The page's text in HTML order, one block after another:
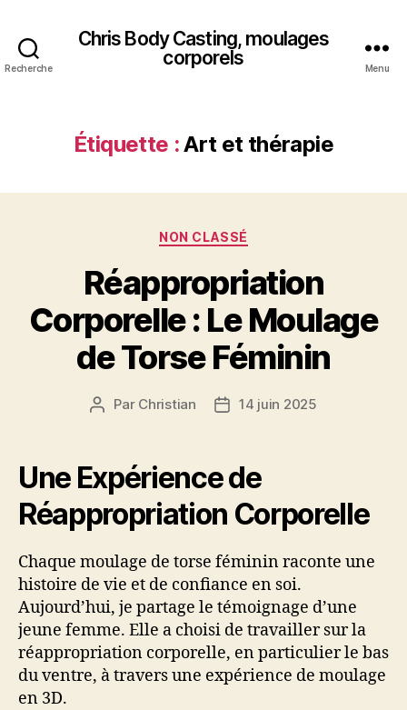
Recherche
Chris Body Casting, moulages
corporels
Menu
Étiquette :Art et thérapie
Catégories
NON CLASSÉ
Réappropriation
Corporelle : Le Moulage
de Torse Féminin
Auteur
Par Christian
Date14 juin 2025
Une Expérience de
Réappropriation Corporelle
Chaque moulage de torse féminin raconte une
histoire de vie et de confiance en soi.
Aujourd’hui, je partage le témoignage d’une
jeune femme. Elle a choisi de travailler sur la
réappropriation corporelle, en particulier le bas
du ventre, à travers une expérience de moulage
en 3D.